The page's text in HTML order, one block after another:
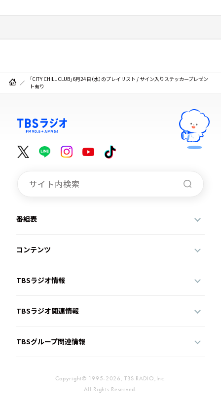
「CITY CHILL CLUB」6月24日（水）のプレイリスト / サイン入りステッカープレゼン
ト有り
番組表
コンテンツ
TBSラジオ情報
TBSラジオ関連情報
TBSグループ関連情報
Copyright© 1995-2026, TBS RADIO,Inc.
All Rights Reserved.